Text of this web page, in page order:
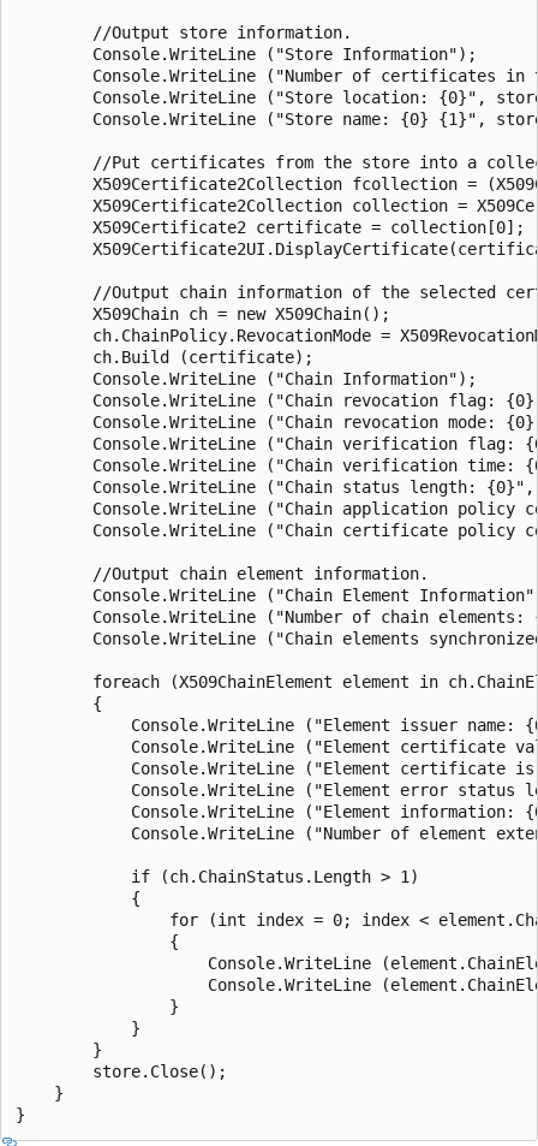
        //Output store information.
        Console.WriteLine ("Store Information");
Console.WriteLine ("Number of certificates in
Console.WriteLine ("Store location: {0}",
Console.WriteLine ("Store name: {0} {1}",
//Put certificates from the store into a
X509Certificate2Collection fcollection =
X509Certificate2Collection collection =
        X509Certificate2 certificate = collection[0];
//Output chain information of the selected
        X509Chain ch = new X509Chain();
ch.ChainPolicy.RevocationMode =
        ch.Build (certificate);
        Console.WriteLine ("Chain Information");
Console.WriteLine ("Chain revocation flag:
Console.WriteLine ("Chain revocation mode:
Console.WriteLine ("Chain verification flag:
Console.WriteLine ("Chain verification time:
Console.WriteLine ("Chain status length:
Console.WriteLine ("Chain application policy
Console.WriteLine ("Chain certificate policy
        //Output chain element information.
Console.WriteLine ("Chain Element
Console.WriteLine ("Number of chain elements:
Console.WriteLine ("Chain elements
foreach (X509ChainElement element in
        {
Console.WriteLine ("Element issuer name:
Console.WriteLine ("Element certificate
Console.WriteLine ("Element certificate
Console.WriteLine ("Element error status
Console.WriteLine ("Element information:
Console.WriteLine ("Number of element
            if (ch.ChainStatus.Length > 1)
            {
for (int index = 0; index <
                {
Console.WriteLine
Console.WriteLine
                }
            }
        }
        store.Close();
    }